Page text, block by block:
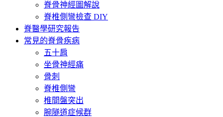
脊骨神經圖解說
脊椎側彎檢查 DIY
脊醫學研究報告
常見的脊骨疾病
五十肩
坐骨神經痛
骨刺
脊椎側彎
椎間盤突出
腕隧道症候群